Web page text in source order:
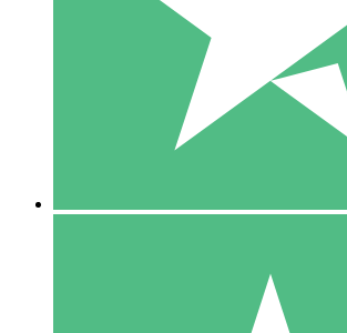
1 Téléchargement
10 00
10 Téléchargements
20 00